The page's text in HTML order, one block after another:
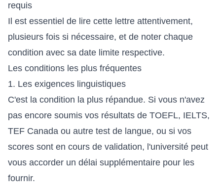
requis
Il est essentiel de lire cette lettre attentivement,
plusieurs fois si nécessaire, et de noter chaque
condition avec sa date limite respective.
Les conditions les plus fréquentes
1. Les exigences linguistiques
C'est la condition la plus répandue. Si vous n'avez
pas encore soumis vos résultats de TOEFL, IELTS,
TEF Canada ou autre test de langue, ou si vos
scores sont en cours de validation, l'université peut
vous accorder un délai supplémentaire pour les
fournir.